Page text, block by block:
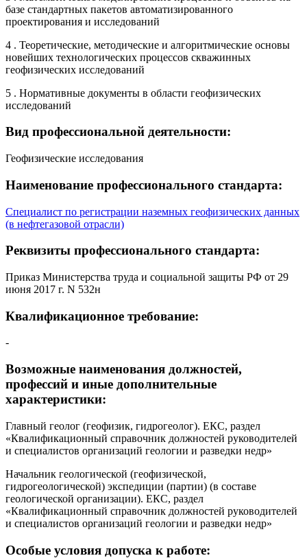
базе стандартных пакетов автоматизированного
проектирования и исследований
4 . Теоретические, методические и алгоритмические основы
новейших технологических процессов скважинных
геофизических исследований
5 . Нормативные документы в области геофизических
исследований
Вид профессиональной деятельности:
Геофизические исследования
Наименование профессионального стандарта:
Специалист по регистрации наземных геофизических данных
(в нефтегазовой отрасли)
Реквизиты профессионального стандарта:
Приказ Министерства труда и социальной защиты РФ от 29
июня 2017 г. N 532н
Квалификационное требование:
-
Возможные наименования должностей,
профессий и иные дополнительные
характеристики:
Главный геолог (геофизик, гидрогеолог). ЕКС, раздел
«Квалификационный справочник должностей руководителей
и специалистов организаций геологии и разведки недр»
Начальник геологической (геофизической,
гидрогеологической) экспедиции (партии) (в составе
геологической организации). ЕКС, раздел
«Квалификационный справочник должностей руководителей
и специалистов организаций геологии и разведки недр»
Особые условия допуска к работе: